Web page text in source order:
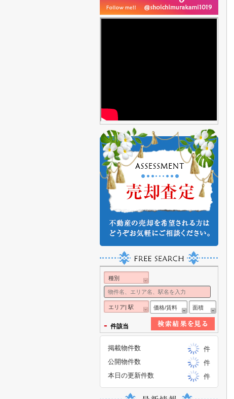
種別
エリア| 駅 価格/賃料 面積
- 件該当
掲載物件数
件
公開物件数
件
本日の更新件数
件